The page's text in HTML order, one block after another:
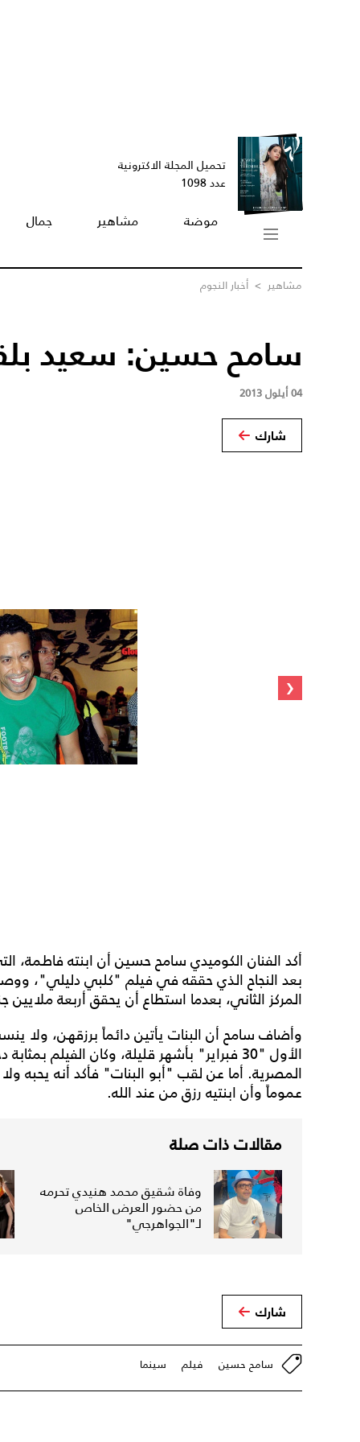
تحميل المجلة الاكترونية
عدد 1098
موضة مشاهير جمال
مشاهير > أخبار النجوم
سامح حسين: سعيد
04 أيلول 2013
شارك
‹
أكد الفنان الكوميدي سامح حسين أن ابنته فاطمة،
بعد النجاح الذي حققه في فيلم "كلبي دليلي"،
المركز الثاني، بعدما استطاع أن يحقق أربعة ملايين
وأضاف سامح أن البنات يأتين دائماً برزقهن، ولا
الأول "30 فبراير" بأشهر قليلة، وكان الفيلم
المصرية. أما عن لقب "أبو البنات" فأكد أنه
عموماً وأن ابنتيه رزق من عند الله.
مقالات ذات صلة
وفاة شقيق محمد هنيدي تحرمه
من حضور العرض الخاص
لـ"الجواهرجي"
شارك
سامح حسين فيلم سينما